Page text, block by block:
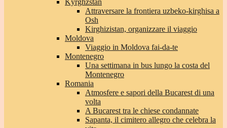
Kyrghzstan
Attraversare la frontiera uzbeko-kirghisa a
Osh
Kirghizistan, organizzare il viaggio
Moldova
Viaggio in Moldova fai-da-te
Montenegro
Una settimana in bus lungo la costa del
Montenegro
Romania
Atmosfere e sapori della Bucarest di una
volta
A Bucarest tra le chiese condannate
Sapanta, il cimitero allegro che celebra la